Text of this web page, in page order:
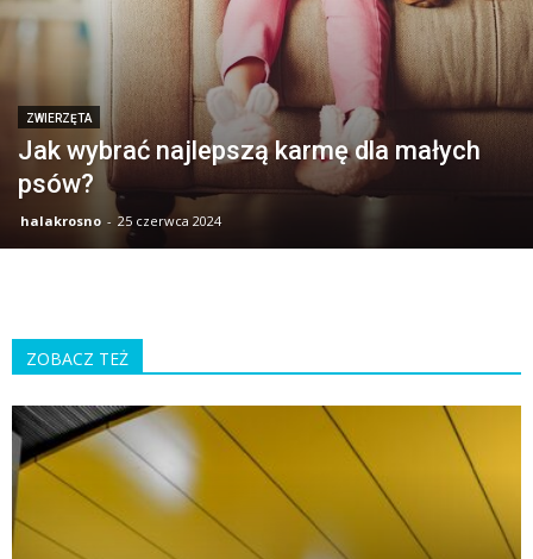
ZWIERZĘTA
Jak wybrać najlepszą karmę dla małych
psów?
halakrosno - 25 czerwca 2024
ZOBACZ TEŻ